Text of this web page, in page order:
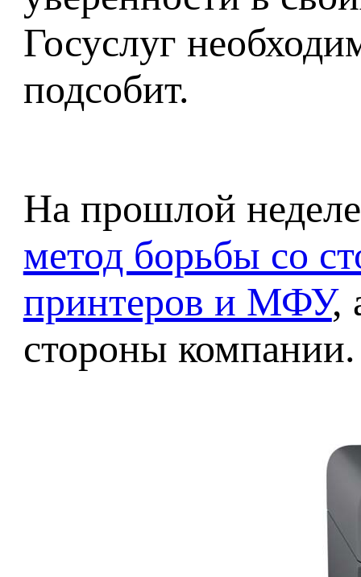
Госуслуг
подсобит.
На прошлой
метод борьбы со
принтеров и МФУ,
стороны компании.